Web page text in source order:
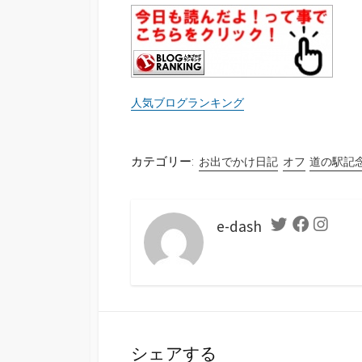
人気ブログランキング
カテゴリー: お出でかけ日記 オフ 道の駅記
e-dash TwitterFacebook
シェアする